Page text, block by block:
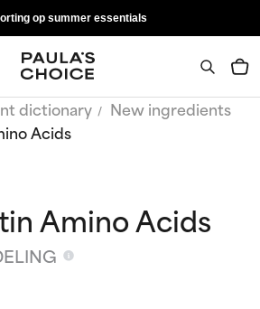
op summer essentials
dictionary
New ingredients
Acids
Amino Acids